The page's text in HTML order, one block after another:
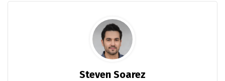
Steven Soarez